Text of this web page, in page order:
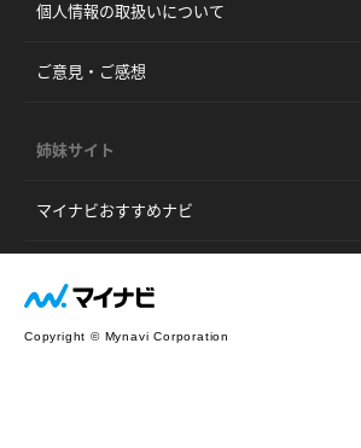
個人情報の取扱いについて
ご意見・ご感想
姉妹サイト
マイナビおすすめナビ
Copyright © Mynavi Corporation